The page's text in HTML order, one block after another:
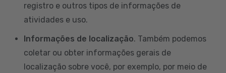
registro e outros tipos de informações de
atividades e uso.
Informações de localização. Também podemos
coletar ou obter informações gerais de
localização sobre você, por exemplo, por meio de